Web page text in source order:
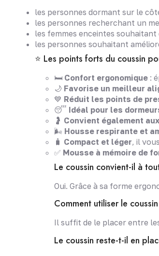
les personnes dormant sur le
les personnes recherchant un
les femmes enceintes souhaitant
les personnes souhaitant
⭐ Les points forts du coussin
🛏️ Confort ergonomique :
🌙 Favorise un meilleur
💙 Réduit les points de
😴 Idéal pour les
🤰 Convient également
🌬️ Housse respirante et
🧳 Compact et léger, il
✅ Mousse à mémoire de
Le coussin convient-il à
Oui. Grâce à sa forme
Comment utiliser le
Il suffit de le placer entre
Le coussin reste-t-il en